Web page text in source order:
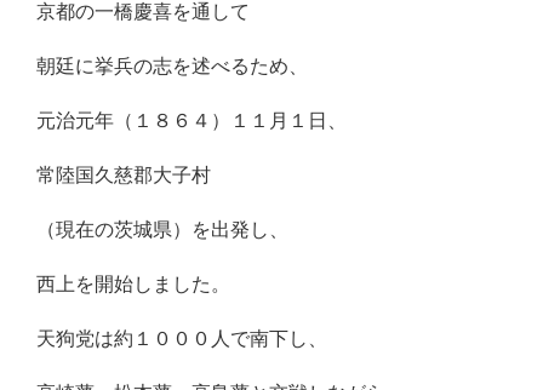
京都の一橋慶喜を通して
朝廷に挙兵の志を述べるため、
元治元年（１８６４）１１月１日、
常陸国久慈郡大子村
（現在の茨城県）を出発し、
西上を開始しました。
天狗党は約１０００人で南下し、